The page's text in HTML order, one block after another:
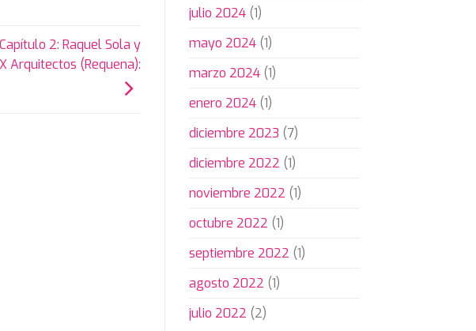
2: Raquel Sola y
Arquitectos (Requena):
julio 2024(1)
mayo 2024(1)
marzo 2024(1)
enero 2024(1)
diciembre 2023 (7)
diciembre 2022 (1)
noviembre 2022 (1)
octubre 2022 (1)
septiembre 2022 (1)
agosto 2022 (1)
julio 2022 (2)